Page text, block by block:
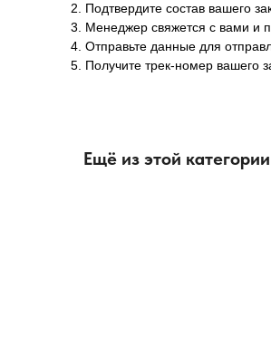
Подтвердите состав вашего
Менеджер свяжется с вами и
Отправьте данные для
Получите трек-номер вашего
Ещё из этой категории